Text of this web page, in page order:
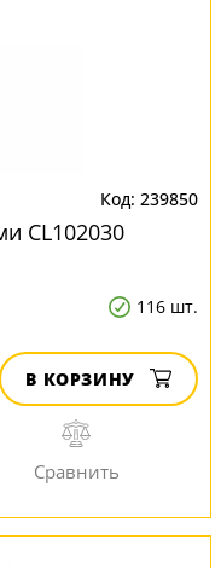
239850
CL102030
116 шт.
В КОРЗИНУ